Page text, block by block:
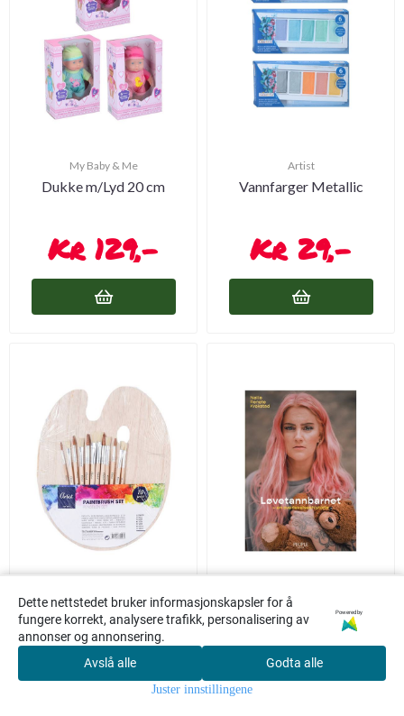
0
My Baby & Me
Dukke m/Lyd 20 cm
129,-
Artist
Vannfarger Metallic
29,-
Artist
Penselsett med 12 Pensler
og Palett
59,-
Egmont
Løvetannbarnet - En
Overlevelseshistorie
59,-
Dette nettstedet bruker informasjonskapsler for å
fungere korrekt, analysere trafikk, personalisering av
annonser og annonsering.
Powered by
Avslå alle Godta alle
Juster innstillingene